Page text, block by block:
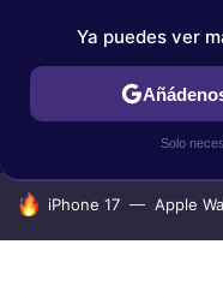
IPHONE TUTORIALES
HOY SE HABLA DE
iPhone 17 Apple
Ya puedes ver
Solo